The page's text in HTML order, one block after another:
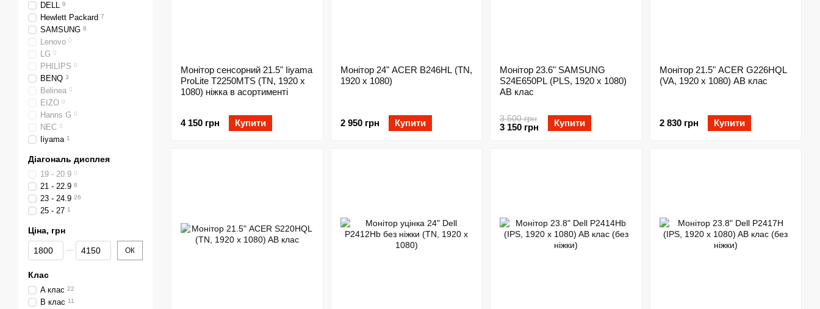
Монітор сенсорний 21.5" Iiyama
ProLite T2250MTS (TN, 1920 x
1080) ніжка в асортименті
4 150 грн Купити
Монітор 24" ACER B246HL (TN,
1920 x 1080)
2 950 грн Купити
Монітор 23.6" SAMSUNG
S24E650PL (PLS, 1920 x 1080)
AB клас
3 500 грн
3 150 грн Купити
Монітор 21.5" ACER G226HQL
(VA, 1920 x 1080) AB клас
2 830 грн Купити
DELL 9
Hewlett Packard 7
SAMSUNG 8
Lenovo 0
LG 0
PHILIPS 0
BENQ 3
Belinea 0
EIZO 0
Hanns G 0
NEC 0
Iiyama 1
Діагональ дисплея
19 - 20.9 0
21 - 22.9 8
23 - 24.9 26
25 - 27 1
Ціна, грн
Від Ціна, грн
До Ціна, грн ОК
Клас
A клас 22
B клас 11